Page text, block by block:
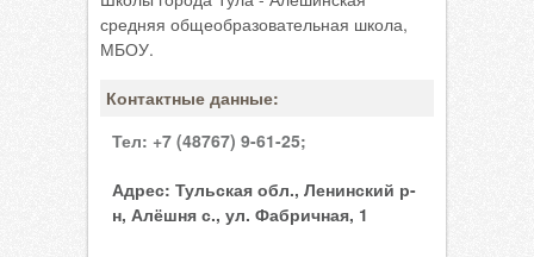
средняя общеобразовательная школа,
МБОУ.
Контактные данные:
Тел: +7 (48767) 9-61-25;
Адрес: Тульская обл., Ленинский р-
н, Алёшня с., ул. Фабричная, 1